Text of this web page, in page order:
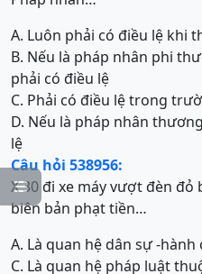

A. Luôn phải có điều lệ khi
B. Nếu là pháp nhân phi
phải có điều lệ
C. Phải có điều lệ trong
D. Nếu là pháp nhân
lệ
Câu hỏi 538956:
X 30 đi xe máy vượt đèn
biên bản phạt tiền…
A. Là quan hệ dân sự -hành
C. Là quan hệ pháp luật